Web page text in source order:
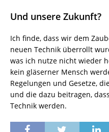
Und unsere Zukunft?
Ich finde, dass wir dem
neuen Technik überrollt
was ich nutze nicht wieder
kein gläserner Mensch
Regelungen und Gesetze,
und die dazu beitragen,
Technik werden.